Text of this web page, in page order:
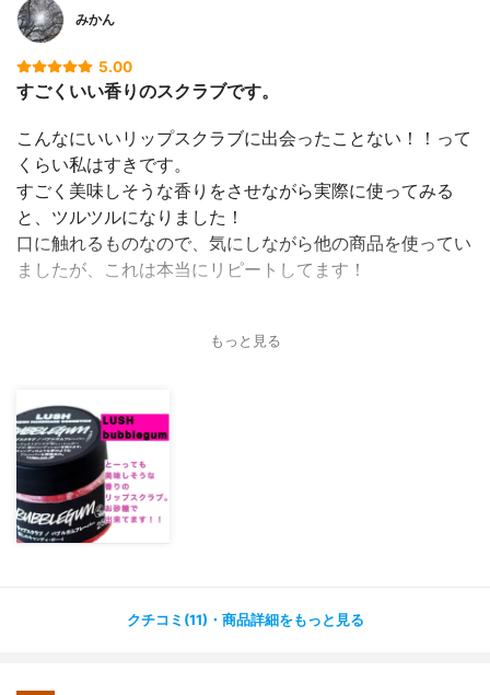
みかん
5.00
すごくいい香りのスクラブです。
こんなにいいリップスクラブに出会ったことない！！って
くらい私はすきです。
すごく美味しそうな香りをさせながら実際に使ってみる
と、ツルツルになりました！
口に触れるものなので、気にしながら他の商品を使ってい
ましたが、これは本当にリピートしてます！
もっと見る
クチコミ(11)・商品詳細をもっと見る